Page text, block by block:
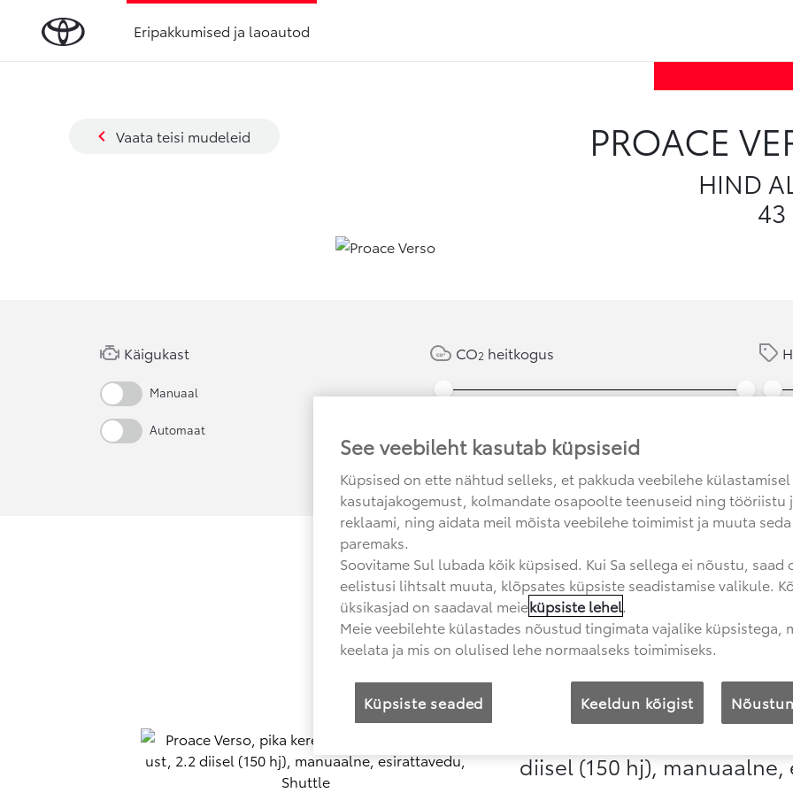
Eripakkumised ja laoautod
Vaata teisi mudeleid PROACE
HIND
43
Käigukast
Manuaal
Automaat
CO2 heitkogus
SAADAVAL ON 15
järjestatud hinna järgi kasvavalt
Proace Verso, pika
diisel (150 hj),
See veebileht kasutab küpsiseid
Küpsised on ette nähtud selleks, et pakkuda veebilehe
kasutajakogemust, kolmandate osapoolte teenuseid ning tööriistu
reklaami, ning aidata meil mõista veebilehe toimimist ja muuta seda
paremaks.
Soovitame Sul lubada kõik küpsised. Kui Sa sellega ei nõustu, saad
eelistusi lihtsalt muuta, klõpsates küpsiste seadistamise valikule.
üksikasjad on saadaval meieküpsiste lehel.
Meie veebilehte külastades nõustud tingimata vajalike küpsistega,
keelata ja mis on olulised lehe normaalseks toimimiseks.
Küpsiste seaded Keeldun kõigist